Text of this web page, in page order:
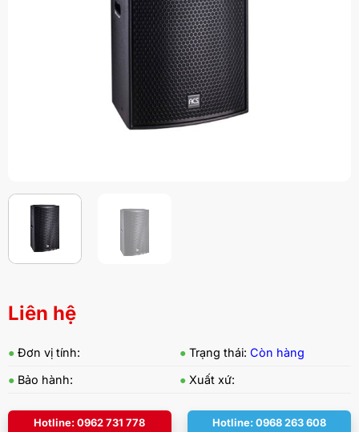
Liên hệ
● Đơn vị tính: ● Trạng thái: Còn hàng
● Bảo hành: ● Xuất xứ:
Hotline: 0962 731 778 Hotline: 0968 263 608